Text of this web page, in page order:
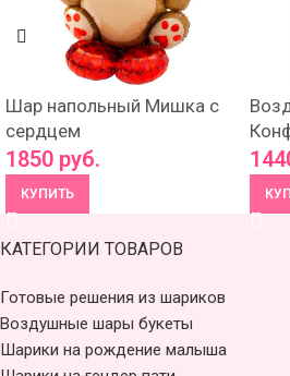
Шар напольный Мишка с
сердцем
1850 руб.
КУПИТЬ
КАТЕГОРИИ ТОВАРОВ
Готовые решения из шариков
Воздушные шары букеты
Шарики на рождение малыша